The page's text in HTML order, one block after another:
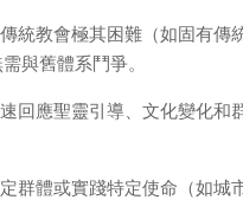
統教會極其困難（如固有傳
與舊體系鬥爭。
回應聖靈引導、文化變化和
群體或實踐特定使命（如城